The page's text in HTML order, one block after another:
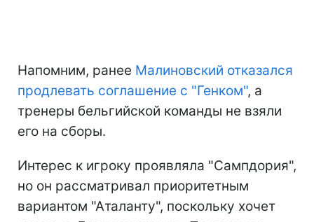
Напомним, ранее Малиновский отказался
продлевать соглашение с "Генком", а
тренеры бельгийской команды не взяли
его на сборы.
Интерес к игроку проявляла "Сампдория",
но он рассматривал приоритетным
вариантом "Аталанту", поскольку хочет